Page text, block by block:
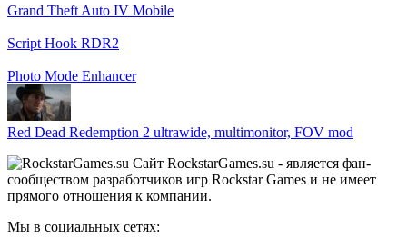
Grand Theft Auto IV Mobile
Script Hook RDR2
Photo Mode Enhancer
Red Dead Redemption 2 ultrawide, multimonitor, FOV mod
Сайт RockstarGames.su - является фан-
сообществом разработчиков игр Rockstar Games и не имеет
прямого отношения к компании.
Мы в социальных сетях: